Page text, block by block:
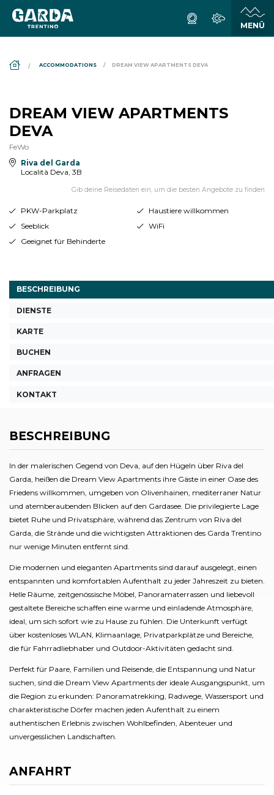
ACCOMMODATIONS DREAM VIEW APARTMENTS DEVA
DREAM VIEW APARTMENTS
DEVA
FeWo
Riva del Garda
Località Deva, 3B
Gib deine Reisedaten ein, um die besten Angebote zu finden
PKW-Parkplatz
Haustiere willkommen
Seeblick
WiFi
Geeignet für Behinderte
BESCHREIBUNG
DIENSTE
KARTE
BUCHEN
ANFRAGEN
KONTAKT
BESCHREIBUNG
In der malerischen Gegend von Deva, auf den Hügeln über Riva del
Garda, heißen die Dream View Apartments ihre Gäste in einer Oase des
Friedens willkommen, umgeben von Olivenhainen, mediterraner Natur
und atemberaubenden Blicken auf den Gardasee. Die privilegierte Lage
bietet Ruhe und Privatsphäre, während das Zentrum von Riva del
Garda, die Strände und die wichtigsten Attraktionen des Garda Trentino
nur wenige Minuten entfernt sind.
Die modernen und eleganten Apartments sind darauf ausgelegt, einen
entspannten und komfortablen Aufenthalt zu jeder Jahreszeit zu bieten.
Helle Räume, zeitgenössische Möbel, Panoramaterrassen und liebevoll
gestaltete Bereiche schaffen eine warme und einladende Atmosphäre,
ideal, um sich sofort wie zu Hause zu fühlen. Die Unterkunft verfügt
über kostenloses WLAN, Klimaanlage, Privatparkplätze und Bereiche,
die für Fahrradliebhaber und Outdoor-Aktivitäten gedacht sind.
Perfekt für Paare, Familien und Reisende, die Entspannung und Natur
suchen, sind die Dream View Apartments der ideale Ausgangspunkt, um
die Region zu erkunden: Panoramatrekking, Radwege, Wassersport und
charakteristische Dörfer machen jeden Aufenthalt zu einem
authentischen Erlebnis zwischen Wohlbefinden, Abenteuer und
unvergesslichen Landschaften.
ANFAHRT